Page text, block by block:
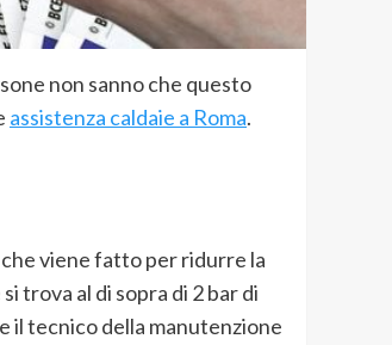
non sanno che questo
assistenza caldaie a Roma.
viene fatto per ridurre la
trova al di sopra di 2 bar di
il tecnico della manutenzione